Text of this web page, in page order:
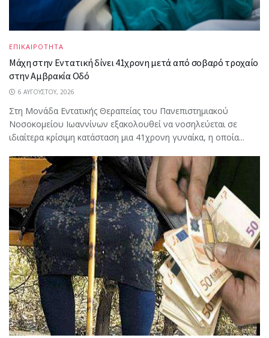
ΕΠΙΚΑΙΡΟΤΗΤΑ
Μάχη στην Εντατική δίνει 41χρονη μετά από σοβαρό τροχαίο
στην Αμβρακία Οδό
6 ΑΥΓΟΎΣΤΟΥ, 2026
Στη Μονάδα Εντατικής Θεραπείας του Πανεπιστημιακού
Νοσοκομείου Ιωαννίνων εξακολουθεί να νοσηλεύεται σε
ιδιαίτερα κρίσιμη κατάσταση μια 41χρονη γυναίκα, η οποία...